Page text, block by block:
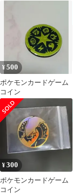
¥500
ポケモンカードゲーム
コイン
¥300
ポケモンカードゲーム
コイン